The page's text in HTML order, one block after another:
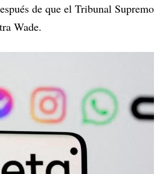
de que el Tribunal Supremo
Wade.